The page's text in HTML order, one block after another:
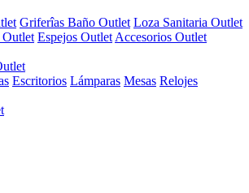
Griferîas Baño Outlet Loza Sanitaria Outlet
Outlet Espejos Outlet Accesorios Outlet
Escritorios Lámparas Mesas Relojes